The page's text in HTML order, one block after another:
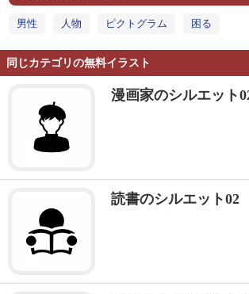
男性 人物 ピクトグラム 困る
同じカテゴリの無料イラスト
漫画家のシルエット
読書のシルエット02